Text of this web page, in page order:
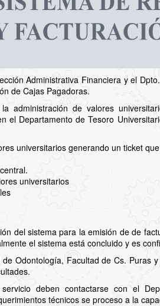
Administrativa Financiera y el
de Cajas Pagadoras.
administración de valores
el Departamento de Tesoro
universitarios generando un ticket
universitarios
del sistema para la emisión de de
el sistema está concluido y es
Odontología, Facultad de Cs. Puras
deben contactarse con el
técnicos se proceso a la